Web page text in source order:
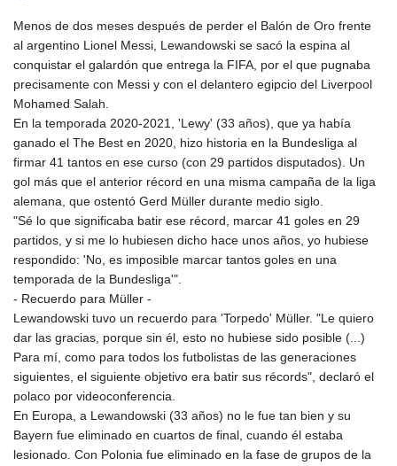
Menos de dos meses después de perder el Balón de Oro frente
al argentino Lionel Messi, Lewandowski se sacó la espina al
conquistar el galardón que entrega la FIFA, por el que pugnaba
precisamente con Messi y con el delantero egipcio del Liverpool
Mohamed Salah.
En la temporada 2020-2021, 'Lewy' (33 años), que ya había
ganado el The Best en 2020, hizo historia en la Bundesliga al
firmar 41 tantos en ese curso (con 29 partidos disputados). Un
gol más que el anterior récord en una misma campaña de la liga
alemana, que ostentó Gerd Müller durante medio siglo.
"Sé lo que significaba batir ese récord, marcar 41 goles en 29
partidos, y si me lo hubiesen dicho hace unos años, yo hubiese
respondido: 'No, es imposible marcar tantos goles en una
temporada de la Bundesliga'".
- Recuerdo para Müller -
Lewandowski tuvo un recuerdo para 'Torpedo' Müller. "Le quiero
dar las gracias, porque sin él, esto no hubiese sido posible (...)
Para mí, como para todos los futbolistas de las generaciones
siguientes, el siguiente objetivo era batir sus récords", declaró el
polaco por videoconferencia.
En Europa, a Lewandowski (33 años) no le fue tan bien y su
Bayern fue eliminado en cuartos de final, cuando él estaba
lesionado. Con Polonia fue eliminado en la fase de grupos de la